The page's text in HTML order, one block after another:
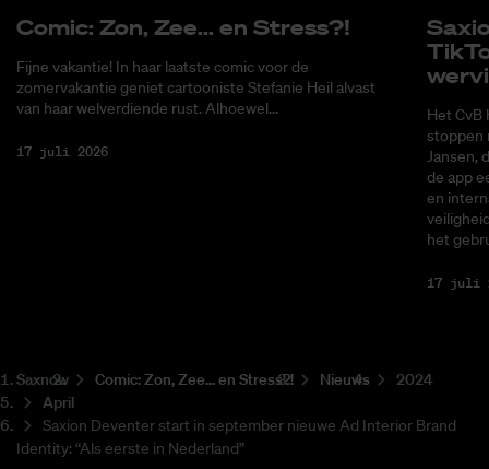
Co­mic: Zon, Zee... en Stress?!
Fijne vakantie! In haar laatste comic voor de
zomervakantie geniet cartooniste Stefanie Heil alvast
van haar welverdiende rust. Alhoewel...
17 juli 2026
Het CvB
stoppen
Jansen,
de app
en
het
17 juli
Saxnow Co­mic: Zon, Zee... en Stress?! Nieuws
2024
April
Saxion Deventer start in september nieuwe Ad Interior Brand
Identity: “Als eerste in Nederland”